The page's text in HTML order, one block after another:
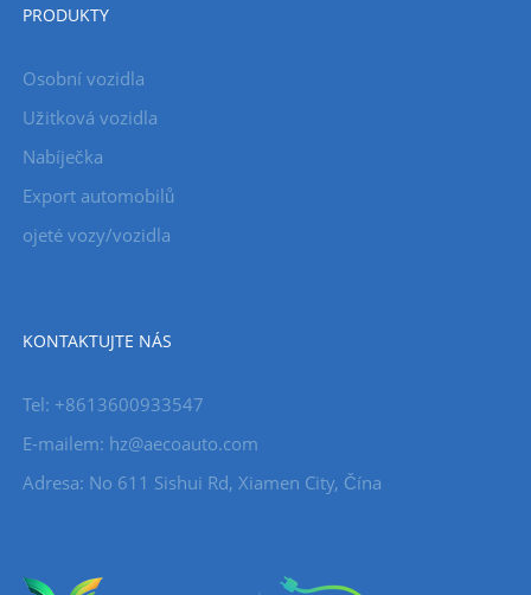
PRODUKTY
Osobní vozidla
Užitková vozidla
Nabíječka
Export automobilů
ojeté vozy/vozidla
KONTAKTUJTE NÁS
Tel: +8613600933547
E-mailem: hz@aecoauto.com
Adresa: No 611 Sishui Rd, Xiamen City, Čína